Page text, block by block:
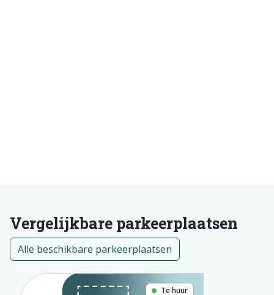
Vergelijkbare parkeerplaatsen
Alle beschikbare parkeerplaatsen
Te huur